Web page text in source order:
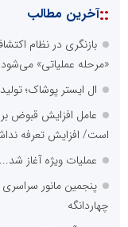
::آخرین مطالب
بازنگری در نظام
«مرحله عملیاتی» می‌شود
ال ایستر پوشاک؛ تولید
عامل افزایش قبوض
است/ افزایش تعرفه
عملیات ویژه آغاز شد...
پنجمین مانور
چهاردانگه